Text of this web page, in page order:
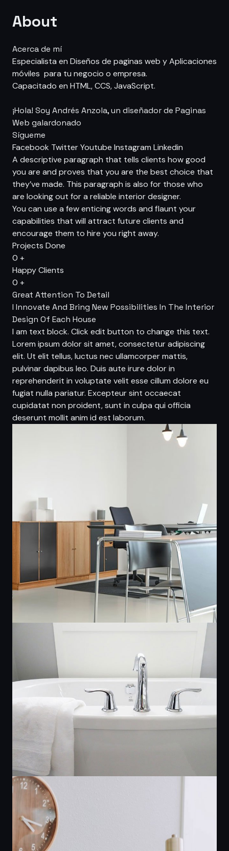
About
Acerca de mí
Especialista en Diseños de paginas web y Aplicaciones
móviles para tu negocio o empresa.
Capacitado en HTML, CCS, JavaScript.
¡Hola! Soy Andrés Anzola, un diseñador de Paginas
Web galardonado
Sígueme
Facebook TwitterYoutube Instagram Linkedin
A descriptive paragraph that tells clients how good
you are and proves that you are the best choice that
they’ve made. This paragraph is also for those who
are looking out for a reliable interior designer.
You can use a few enticing words and flaunt your
capabilities that will attract future clients and
encourage them to hire you right away.
Projects Done
0 +
Happy Clients
0 +
Great Attention To Detail
I Innovate And Bring New Possibilities In The Interior
Design Of Each House
I am text block. Click edit button to change this text.
Lorem ipsum dolor sit amet, consectetur adipiscing
elit. Ut elit tellus, luctus nec ullamcorper mattis,
pulvinar dapibus leo. Duis aute irure dolor in
reprehenderit in voluptate velit esse cillum dolore eu
fugiat nulla pariatur. Excepteur sint occaecat
cupidatat non proident, sunt in culpa qui officia
deserunt mollit anim id est laborum.